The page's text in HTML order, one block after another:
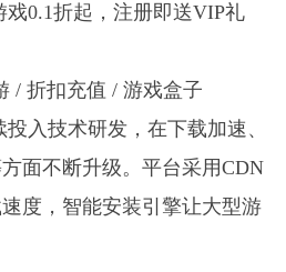
戏0.1折起，注册即送VIP礼
/ 折扣充值 / 游戏盒子
入技术研发，在下载加速、
面不断升级。平台采用CDN
度，智能安装引擎让大型游